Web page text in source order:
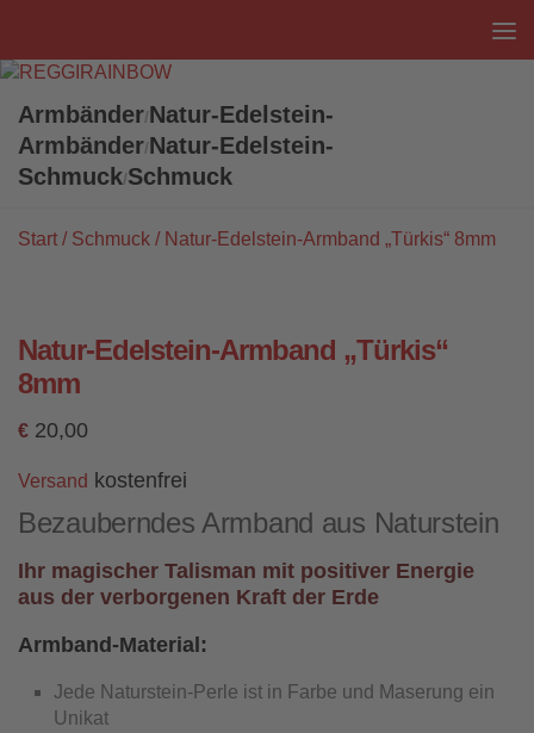
Armbänder/Natur-Edelstein-
Armbänder/Natur-Edelstein-
Schmuck/Schmuck
Start / Schmuck / Natur-Edelstein-Armband „Türkis“ 8mm
Natur-Edelstein-Armband „Türkis“
8mm
€ 20,00
Versand kostenfrei
Bezauberndes Armband aus Naturstein
Ihr magischer Talisman mit positiver Energie
aus der verborgenen Kraft der Erde
Armband-Material:
Jede Naturstein-Perle ist in Farbe und Maserung ein
Unikat